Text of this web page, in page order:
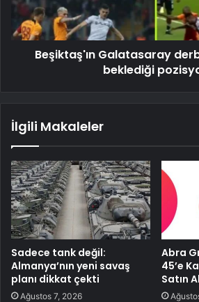
Beşiktaş'ın Galatasaray
beklediği
İlgili Makaleler
Sadece tank değil:
Almanya’nın yeni savaş
planı dikkat çekti
Ağustos 7, 2026
Abra
45’e
Satın